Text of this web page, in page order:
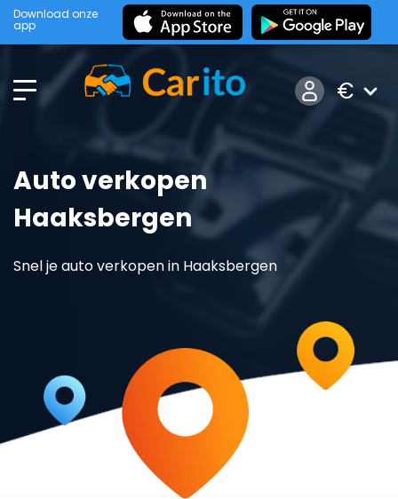
Download onze
app
€
Auto verkopen
Haaksbergen
Snel je auto verkopen in Haaksbergen